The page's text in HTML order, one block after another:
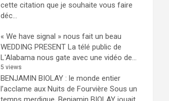
cette citation que je souhaite vous faire
déc...
« We have signal » nous fait un beau
WEDDING PRESENT La télé public de
L'Alabama nous gate avec une vidéo de...
5 views
BENJAMIN BIOLAY : le monde entier
l’acclame aux Nuits de Fourvière Sous un